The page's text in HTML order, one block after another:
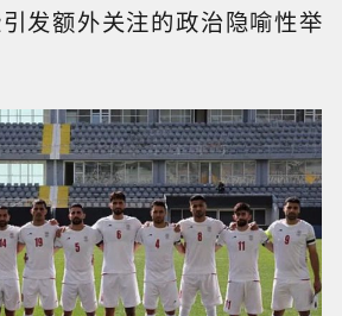
发额外关注的政治隐喻性举